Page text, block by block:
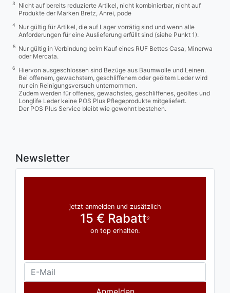
3
Nicht auf bereits reduzierte Artikel, nicht kombinierbar, nicht auf
Produkte der Marken Bretz, Anrei, pode
4
Nur gültig für Artikel, die auf Lager vorrätig sind und wenn alle
Anforderungen für eine Auslieferung erfüllt sind (siehe Punkt 1).
5
Nur gültig in Verbindung beim Kauf eines RUF Bettes Casa, Minerwa
oder Mercata.
6
Hiervon ausgeschlossen sind Bezüge aus Baumwolle und Leinen.
Bei offenem, gewachstem, geschliffenem oder geöltem Leder wird
nur ein Reinigungsversuch unternommen.
Zudem werden für offenes, gewachstes, geschliffenes, geöltes und
Longlife Leder keine POS Plus Pflegeprodukte mitgeliefert.
Der POS Plus Service bleibt wie gewohnt bestehen.
Newsletter
jetzt anmelden und zusätzlich
15 € Rabatt2
on top erhalten.